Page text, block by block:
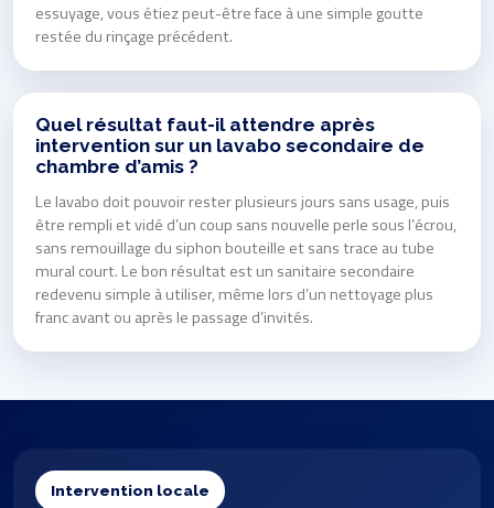
essuyage, vous étiez peut-être face à une simple goutte
restée du rinçage précédent.
Quel résultat faut-il attendre après
intervention sur un lavabo secondaire de
chambre d’amis ?
Le lavabo doit pouvoir rester plusieurs jours sans usage, puis
être rempli et vidé d’un coup sans nouvelle perle sous l’écrou,
sans remouillage du siphon bouteille et sans trace au tube
mural court. Le bon résultat est un sanitaire secondaire
redevenu simple à utiliser, même lors d’un nettoyage plus
franc avant ou après le passage d’invités.
Intervention locale